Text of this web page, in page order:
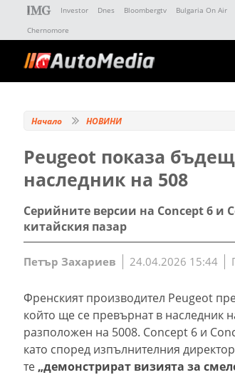
Investor Dnes Bloombergtv Bulgaria On Air
Chernomore
Начало НОВИНИ
Peugeot показа
наследник на 508
Серийните версии на Concept 6 и
китайския пазар
Петър Захариев 24.04.2026 15:44
Френският производител Peugeot
който ще се превърнат в наследник
разположен на 5008. Concept 6 и
като според изпълнителния
те „демонстрират визията за